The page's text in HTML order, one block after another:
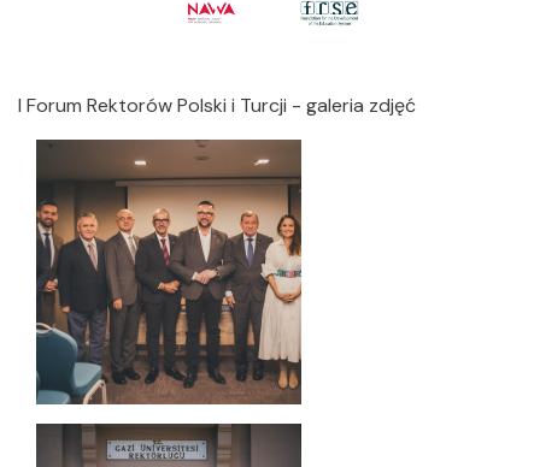
I Forum Rektorów Polski i Turcji - galeria zdjęć